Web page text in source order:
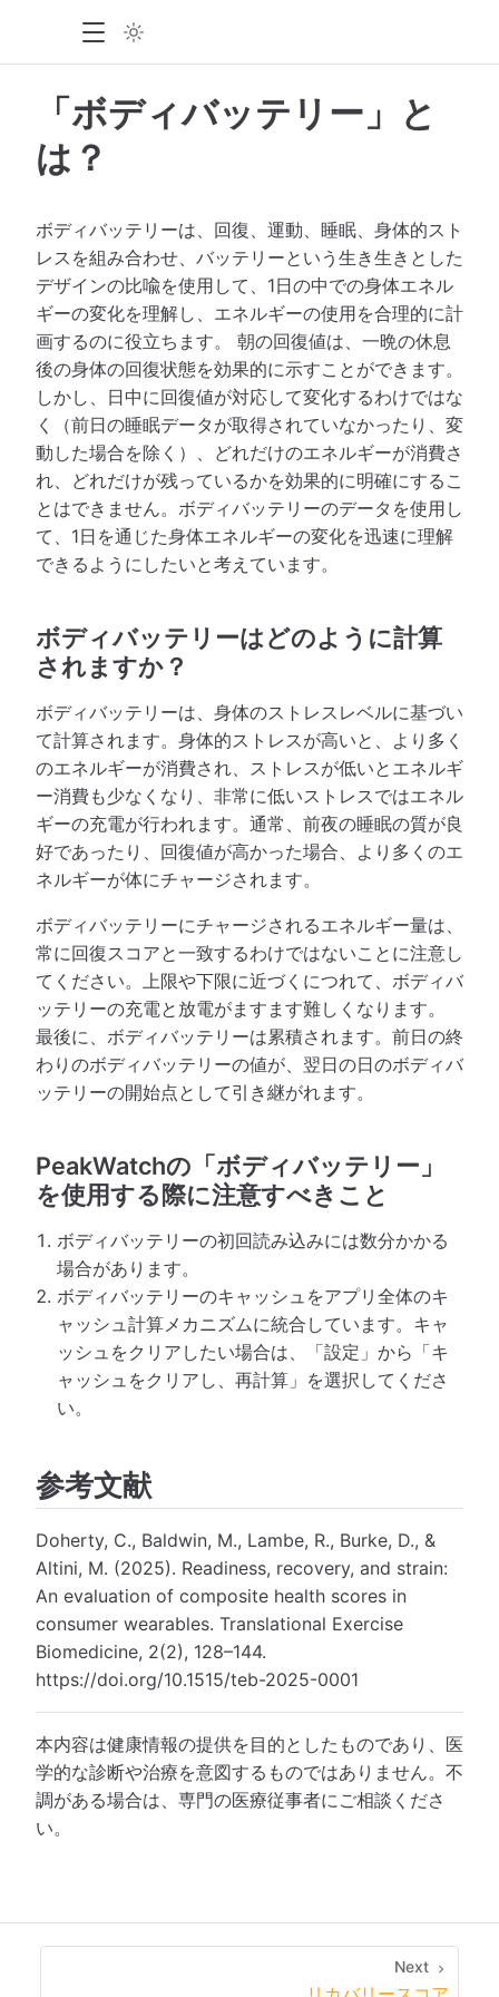
「ボディバッテリー」と
は？
ボディバッテリーは、回復、運動、睡眠、身体的スト
レスを組み合わせ、バッテリーという生き生きとした
デザインの比喩を使用して、1日の中での身体エネル
ギーの変化を理解し、エネルギーの使用を合理的に計
画するのに役立ちます。 朝の回復値は、一晩の休息
後の身体の回復状態を効果的に示すことができます。
しかし、日中に回復値が対応して変化するわけではな
く（前日の睡眠データが取得されていなかったり、変
動した場合を除く）、どれだけのエネルギーが消費さ
れ、どれだけが残っているかを効果的に明確にするこ
とはできません。ボディバッテリーのデータを使用し
て、1日を通じた身体エネルギーの変化を迅速に理解
できるようにしたいと考えています。
ボディバッテリーはどのように計算
されますか？
ボディバッテリーは、身体のストレスレベルに基づい
て計算されます。身体的ストレスが高いと、より多く
のエネルギーが消費され、ストレスが低いとエネルギ
ー消費も少なくなり、非常に低いストレスではエネル
ギーの充電が行われます。通常、前夜の睡眠の質が良
好であったり、回復値が高かった場合、より多くのエ
ネルギーが体にチャージされます。
ボディバッテリーにチャージされるエネルギー量は、
常に回復スコアと一致するわけではないことに注意し
てください。上限や下限に近づくにつれて、ボディバ
ッテリーの充電と放電がますます難しくなります。
最後に、ボディバッテリーは累積されます。前日の終
わりのボディバッテリーの値が、翌日の日のボディバ
ッテリーの開始点として引き継がれます。
PeakWatchの「ボディバッテリー」
を使用する際に注意すべきこと
ボディバッテリーの初回読み込みには数分かかる
場合があります。
ボディバッテリーのキャッシュをアプリ全体のキ
ャッシュ計算メカニズムに統合しています。キャ
ッシュをクリアしたい場合は、「設定」から「キ
ャッシュをクリアし、再計算」を選択してくださ
い。
参考文献
Doherty, C., Baldwin, M., Lambe, R., Burke, D., &
Altini, M. (2025). Readiness, recovery, and strain:
An evaluation of composite health scores in
consumer wearables. Translational Exercise
Biomedicine, 2(2), 128–144.
https://doi.org/10.1515/teb-2025-0001
本内容は健康情報の提供を目的としたものであり、医
学的な診断や治療を意図するものではありません。不
調がある場合は、専門の医療従事者にご相談くださ
い。
Next